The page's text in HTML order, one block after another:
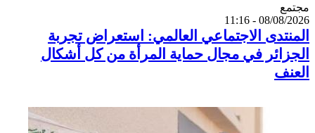
Catégorie
مجتمع
08/08/2026 - 11:16
المنتدى الاجتماعي العالمي: استعراض تجربة
الجزائر في مجال حماية المرأة من كل أشكال
العنف